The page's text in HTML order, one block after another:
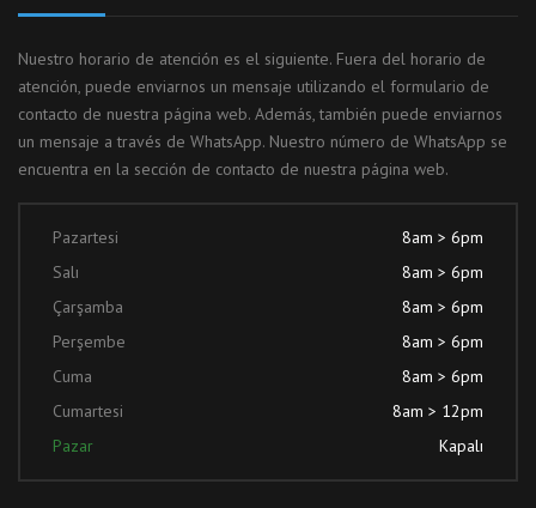
Nuestro horario de atención es el siguiente. Fuera del horario de
atención, puede enviarnos un mensaje utilizando el formulario de
contacto de nuestra página web. Además, también puede enviarnos
un mensaje a través de WhatsApp. Nuestro número de WhatsApp se
encuentra en la sección de contacto de nuestra página web.
Pazartesi
8am > 6pm
Salı
8am > 6pm
Çarşamba
8am > 6pm
Perşembe
8am > 6pm
Cuma
8am > 6pm
Cumartesi
8am > 12pm
Pazar
Kapalı